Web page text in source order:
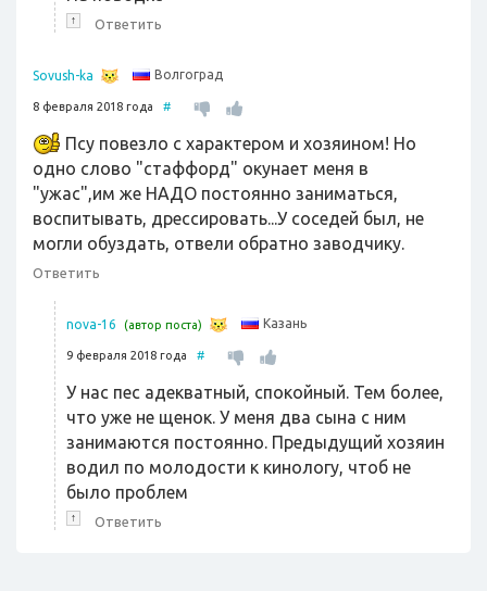
↑ Ответить
Sovush-ka Волгоград
8 февраля 2018 года #
Псу повезло с характером и хозяином! Но
одно слово "стаффорд" окунает меня в
"ужас",им же НАДО постоянно заниматься,
воспитывать, дрессировать...У соседей был, не
могли обуздать, отвели обратно заводчику.
Ответить
nova-16 (автор поста) Казань
9 февраля 2018 года #
У нас пес адекватный, спокойный. Тем более,
что уже не щенок. У меня два сына с ним
занимаются постоянно. Предыдущий хозяин
водил по молодости к кинологу, чтоб не
было проблем
↑ Ответить